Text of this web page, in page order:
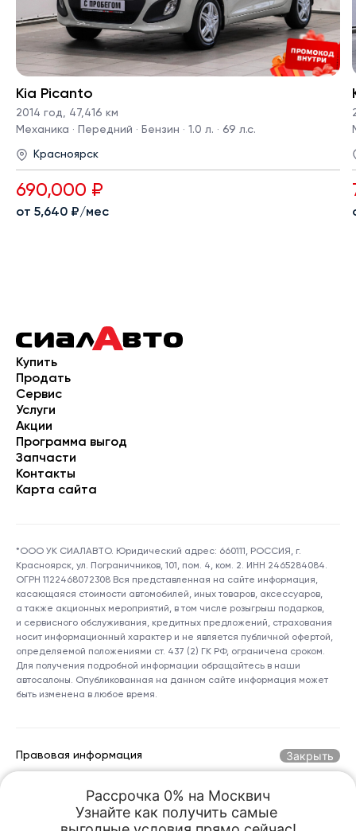
Kia Picanto
2014 год, 47,416 км
Механика · Передний · Бензин · 1.0 л. · 69 л.с.
Красноярск
690,000 ₽
от 5,640 ₽/мес
Купить
Продать
Сервис
Услуги
Акции
Программа выгод
Запчасти
Контакты
Карта сайта
*ООО УК СИАЛАВТО. Юридический адрес: 660111, РОССИЯ, г.
Красноярск, ул. Пограничников, 101, пом. 4, ком. 2. ИНН 2465284084.
ОГРН 1122468072308 Вся представленная на сайте информация,
касающаяся стоимости автомобилей, иных товаров, аксессуаров,
а также акционных мероприятий, в том числе розыгрыш подарков,
и сервисного обслуживания, кредитных предложений, страхования
носит информационный характер и не является публичной офертой,
определяемой положениями ст. 437 (2) ГК РФ, ограничена сроком.
Для получения подробной информации обращайтесь в наши
автосалоны. Опубликованная на данном сайте информация может
быть изменена в любое время.
Правовая информация
Горячая линия по номеру:+7 (800) 250-06-70
Адрес электронной почты: kreception@sialauto.ru
Закрыть
Рассрочка 0% на Москвич
Узнайте как получить самые